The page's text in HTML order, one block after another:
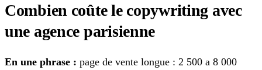
Combien coûte le copywriting avec
une agence parisienne
En une phrase : page de vente longue : 2 500 a 8 000